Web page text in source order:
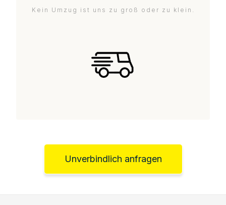
Kein Umzug ist uns zu groß oder zu klein.
Unverbindlich anfragen